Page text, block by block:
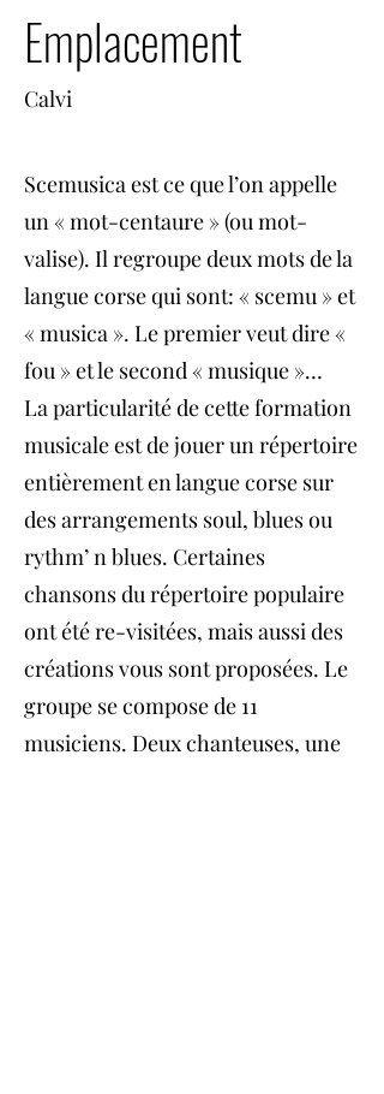
Emplacement
Calvi
Scemusica est ce que l’on appelle
un « mot-centaure » (ou mot-
valise). Il regroupe deux mots de la
langue corse qui sont: « scemu » et
« musica ». Le premier veut dire «
fou » et le second « musique »…
La particularité de cette formation
musicale est de jouer un répertoire
entièrement en langue corse sur
des arrangements soul, blues ou
rythm’ n blues. Certaines
chansons du répertoire populaire
ont été re-visitées, mais aussi des
créations vous sont proposées. Le
groupe se compose de 11
musiciens. Deux chanteuses, une